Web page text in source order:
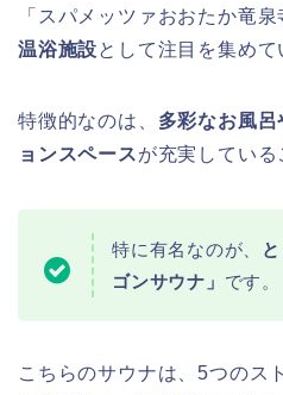
「スパメッツァおおたか竜泉
温浴施設として注目を集めて
特徴的なのは、 多彩なお風
ョンスペースが充実している
特に有名なのが、
ゴンサウナ」 です。
こちらのサウナは、5つのス